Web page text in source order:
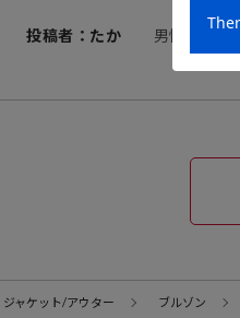
投稿者：たか 男性
ジャケット/アウター ブルゾン